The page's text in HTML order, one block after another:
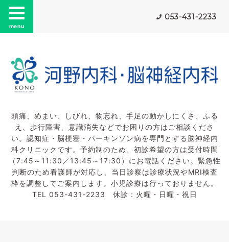
menu
053-431-2233
頭痛、めまい、しびれ、物忘れ、手足の動かしにくさ、ふる
え、歩行障害、意識消失などでお困りの方はご相談くださ
い。認知症・脳梗塞・パーキンソン病を専門とする脳神経内
科クリニックです。予約制のため、初診希望の方は受付時間
（7:45～11:30／13:45～17:30）にお電話ください。緊急性
判断のため看護師が対応し、当日診察は診療状況やMRI検査
枠を調整してご案内します。小児診療は行っておりません。
TEL 053-431-2233 休診：火曜・日曜・祝日